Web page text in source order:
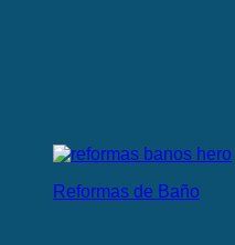
Reformas de Baño